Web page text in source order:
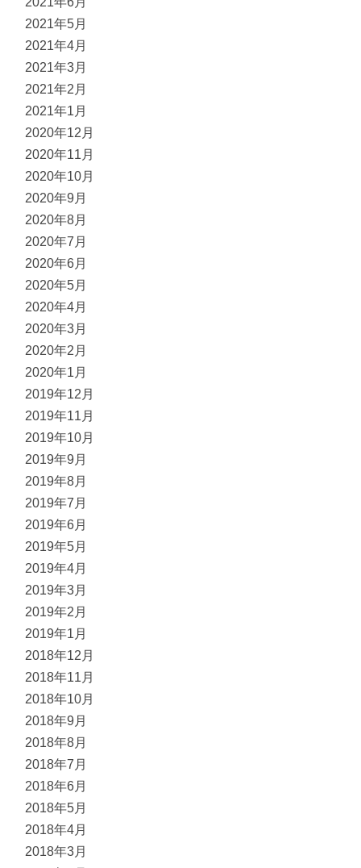
2021年5月
2021年4月
2021年3月
2021年2月
2021年1月
2020年12月
2020年11月
2020年10月
2020年9月
2020年8月
2020年7月
2020年6月
2020年5月
2020年4月
2020年3月
2020年2月
2020年1月
2019年12月
2019年11月
2019年10月
2019年9月
2019年8月
2019年7月
2019年6月
2019年5月
2019年4月
2019年3月
2019年2月
2019年1月
2018年12月
2018年11月
2018年10月
2018年9月
2018年8月
2018年7月
2018年6月
2018年5月
2018年4月
2018年3月